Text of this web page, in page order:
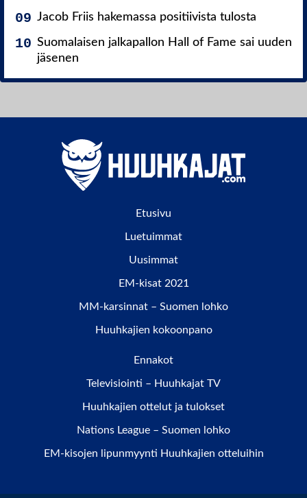
Jacob Friis hakemassa positiivista tulosta
Suomalaisen jalkapallon Hall of Fame sai uuden
jäsenen
Etusivu
Luetuimmat
Uusimmat
EM-kisat 2021
MM-karsinnat – Suomen lohko
Huuhkajien kokoonpano
Ennakot
Televisiointi – Huuhkajat TV
Huuhkajien ottelut ja tulokset
Nations League – Suomen lohko
EM-kisojen lipunmyynti Huuhkajien otteluihin